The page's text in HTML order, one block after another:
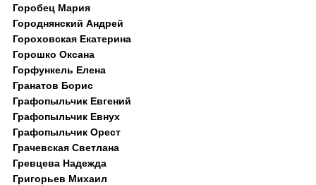
Горобец Мария
Городнянский Андрей
Гороховская Екатерина
Горошко Оксана
Горфункель Елена
Гранатов Борис
Графопыльчик Евгений
Графопыльчик Евнух
Графопыльчик Орест
Грачевская Светлана
Гревцева Надежда
Григорьев Михаил